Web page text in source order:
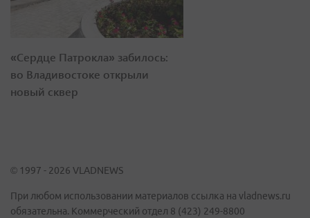
«Сердце Патрокла» забилось:
во Владивостоке открыли
новый сквер
© 1997 - 2026 VLADNEWS
При любом использовании материалов ссылка на vladnews.ru
обязательна. Коммерческий отдел 8 (423) 249-8800